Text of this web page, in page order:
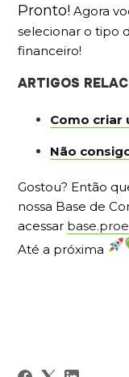
Pronto! Agora
selecionar o tipo
financeiro!
ARTIGOS
Como criar
Não
Gostou? Então
nossa Base de
acessar
Até a próxima